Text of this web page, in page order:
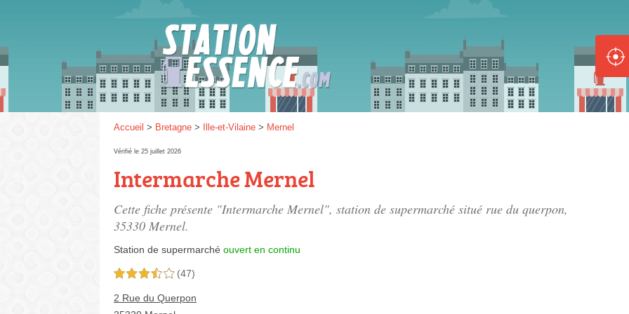
Accueil > Bretagne > Ille-et-Vilaine > Mernel
Vérifié le 25 juillet 2026
Intermarche Mernel
Cette fiche présente "Intermarche Mernel", station de supermarché situé rue du querpon,
35330 Mernel.
Station de supermarché ouvert en continu
3,5 étoiles sur 5 (47)
2 Rue du Querpon
Gazole :
Disponible Épuisé
SP 98 :
SP 95 :
Disponible Épuisé